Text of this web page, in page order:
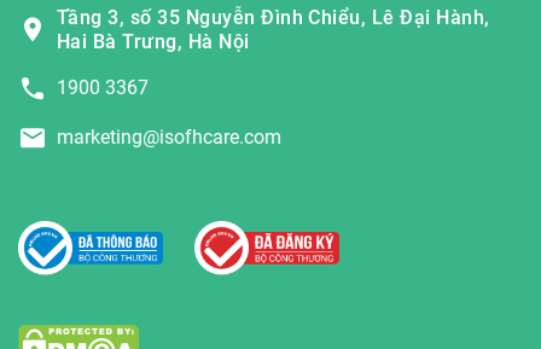
Tầng 3, số 35 Nguyễn Đình Chiểu, Lê Đại Hành,
Hai Bà Trưng, Hà Nội
1900 3367
marketing@isofhcare.com